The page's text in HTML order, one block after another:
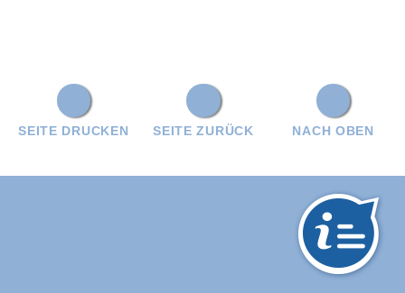
NACH OBEN
SEITE ZURÜCK
SEITE DRUCKEN